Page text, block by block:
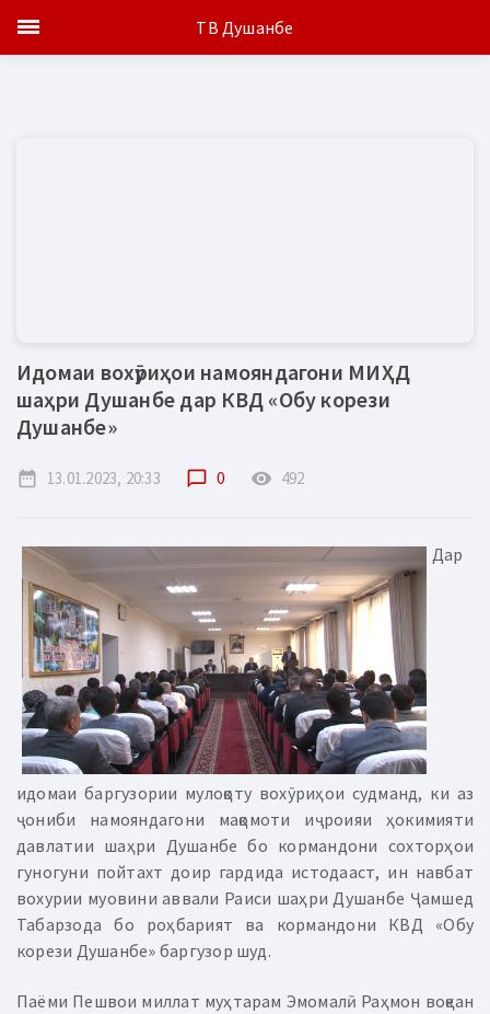
Идомаи вохӯриҳои намояндагони МИҲД
шаҳри Душанбе дар КВД «Обу корези
Душанбе»
date_range 13.01.2023, 20:33 chat_bubble_outline 0 remove_red_eye 492
Дар
идомаи баргузории мулоқоту вохӯриҳои судманд, ки аз
ҷониби намояндагони мақомоти иҷроияи ҳокимияти
давлатии шаҳри Душанбе бо кормандони сохторҳои
гуногуни пойтахт доир гардида истодааст, ин навбат
вохурии муовини аввали Раиси шаҳри Душанбе Ҷамшед
Табарзода бо роҳбарият ва кормандони КВД «Обу
корези Душанбе» баргузор шуд.
Паёми Пешвои миллат муҳтарам Эмомалӣ Раҳмон воқеан
ТВ Душанбе